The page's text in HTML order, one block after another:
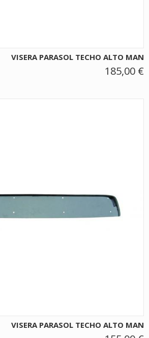
VISERA PARASOL TECHO ALTO MAN
185,00 €
VISERA PARASOL TECHO ALTO MAN